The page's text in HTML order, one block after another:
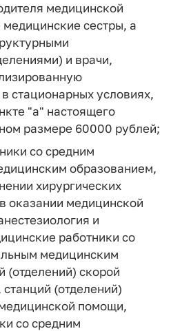
медицинской
сестры, а
и врачи,
стационарных условиях,
"а" настоящего
размере 60000 рублей;
со средним
образованием,
хирургических
оказании медицинской
и
работники со
медицинским
(отделений) скорой
(отделений)
помощи,
со средним